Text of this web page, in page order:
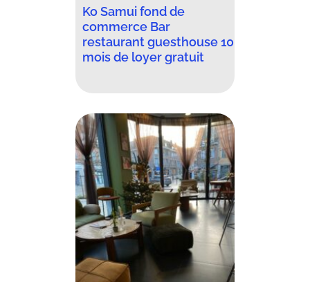
Ko Samui fond de
commerce Bar
restaurant guesthouse 10
mois de loyer gratuit